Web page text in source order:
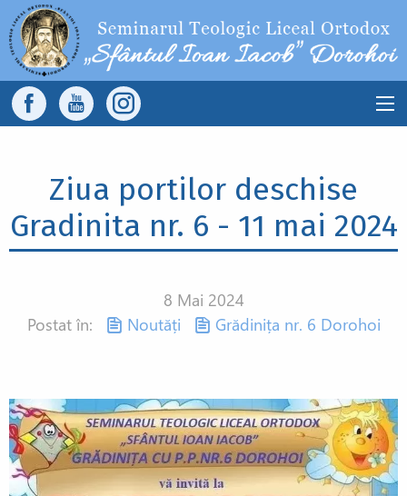
Sari la conținutul principal
Main
Ziua portilor deschise
Gradinita nr. 6 - 11 mai 2024
8 Mai 2024
Postat în:
Noutăți Grădinița nr. 6 Dorohoi